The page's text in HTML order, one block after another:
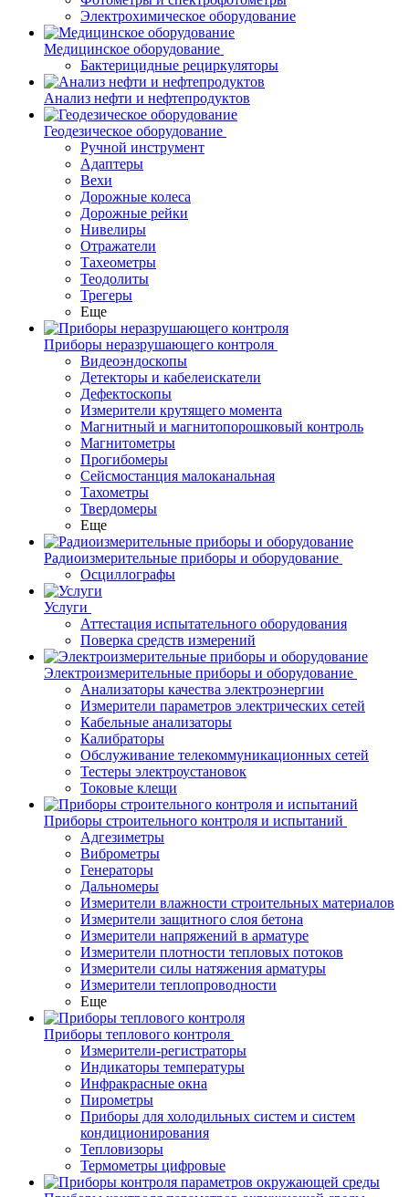
Электрохимическое оборудование
Медицинское оборудование
Бактерицидные рециркуляторы
Анализ нефти и нефтепродуктов
Геодезическое оборудование
Ручной инструмент
Адаптеры
Вехи
Дорожные колеса
Дорожные рейки
Нивелиры
Отражатели
Тахеометры
Теодолиты
Трегеры
Еще
Приборы неразрушающего контроля
Видеоэндоскопы
Детекторы и кабелеискатели
Дефектоскопы
Измерители крутящего момента
Магнитный и магнитопорошковый контроль
Магнитометры
Прогибомеры
Сейсмостанция малоканальная
Тахометры
Твердомеры
Еще
Радиоизмерительные приборы и оборудование
Осциллографы
Услуги
Аттестация испытательного оборудования
Поверка средств измерений
Электроизмерительные приборы и оборудование
Анализаторы качества электроэнергии
Измерители параметров электрических сетей
Кабельные анализаторы
Калибраторы
Обслуживание телекоммуникационных сетей
Тестеры электроустановок
Токовые клещи
Приборы строительного контроля и испытаний
Адгезиметры
Виброметры
Генераторы
Дальномеры
Измерители влажности строительных материалов
Измерители защитного слоя бетона
Измерители напряжений в арматуре
Измерители плотности тепловых потоков
Измерители силы натяжения арматуры
Измерители теплопроводности
Еще
Приборы теплового контроля
Измерители-регистраторы
Индикаторы температуры
Инфракрасные окна
Пирометры
Приборы для холодильных систем и систем
кондиционирования
Тепловизоры
Термометры цифровые